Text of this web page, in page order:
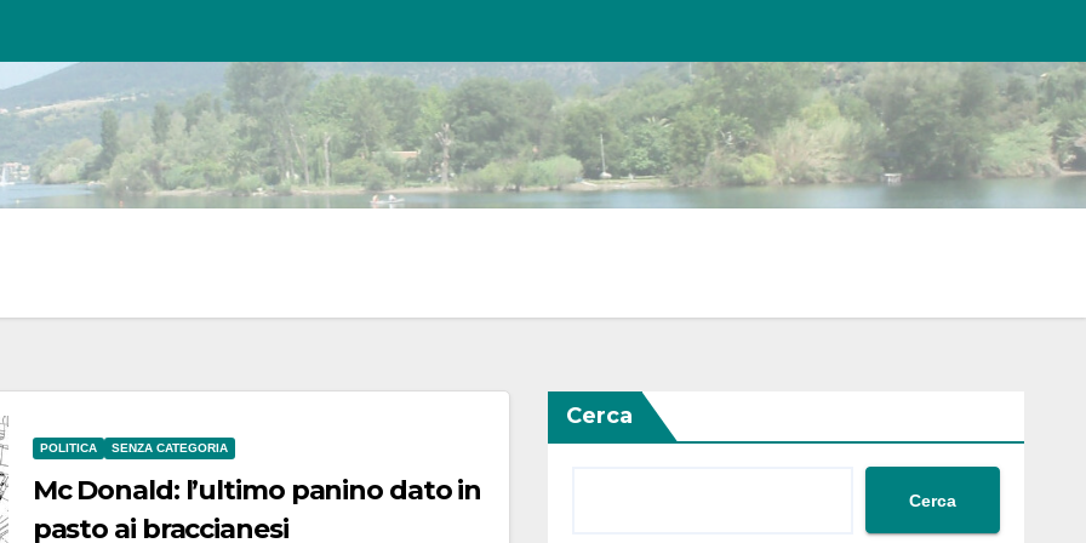
POLITICA SENZA CATEGORIA
Mc Donald: l’ultimo panino dato in
pasto ai braccianesi
Cerca
Cerca